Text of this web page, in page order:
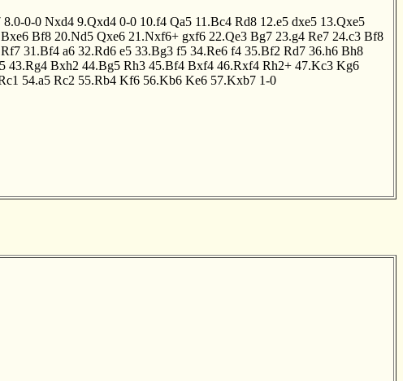
8.0-0-0 Nxd4 9.Qxd4 0-0 10.f4 Qa5 11.Bc4 Rd8 12.e5 dxe5 13.Qxe5
Bf8 20.Nd5 Qxe6 21.Nxf6+ gxf6 22.Qe3 Bg7 23.g4 Re7 24.c3 Bf8
Rf7 31.Bf4 a6 32.Rd6 e5 33.Bg3 f5 34.Re6 f4 35.Bf2 Rd7 36.h6 Bh8
43.Rg4 Bxh2 44.Bg5 Rh3 45.Bf4 Bxf4 46.Rxf4 Rh2+ 47.Kc3 Kg6
54.a5 Rc2 55.Rb4 Kf6 56.Kb6 Ke6 57.Kxb7 1-0